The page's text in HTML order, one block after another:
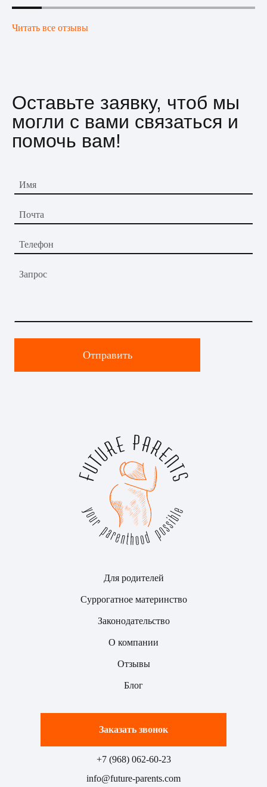
Читать все отзывы
Оставьте заявку, чтоб мы
могли с вами связаться и
помочь вам!
Имя
Почта
Телефон
Запрос
Отправить
Для родителей
Суррогатное материнство
Законодательство
О компании
Отзывы
Блог
Заказать звонок
+7 (968) 062-60-23
info@future-parents.com